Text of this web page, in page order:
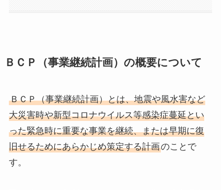
ＢＣＰ（事業継続計画）の概要について
ＢＣＰ（事業継続計画）とは、地震や風水害など
大災害時や新型コロナウイルス等感染症蔓延とい
った緊急時に重要な事業を継続、または早期に復
旧せるためにあらかじめ策定する計画のことで
す。